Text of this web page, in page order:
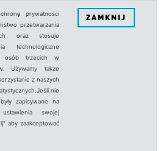
prywatności
przetwarzania
oraz stosuje
technologiczne
osób trzecich w
Używamy także
z naszych
nie
zapisywane na
swojej
aby zaakceptować
ZAMKNIJ